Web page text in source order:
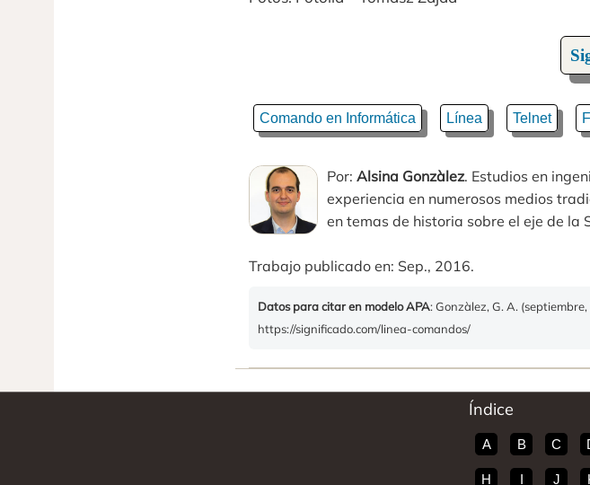
Comando en Informática Línea Telnet
Por: Alsina Gonzàlez. Estudios en
experiencia en numerosos medios
en temas de historia sobre el eje de la
Trabajo publicado en: Sep., 2016.
Datos para citar en modelo APA: Gonzàlez, G. A.
https://significado.com/linea-comandos/
Índice
A B C
H I J